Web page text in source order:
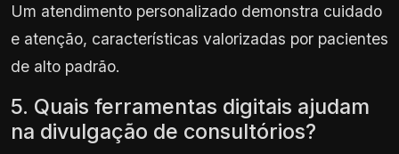
Um atendimento personalizado demonstra cuidado
e atenção, características valorizadas por pacientes
de alto padrão.
5. Quais ferramentas digitais ajudam
na divulgação de consultórios?